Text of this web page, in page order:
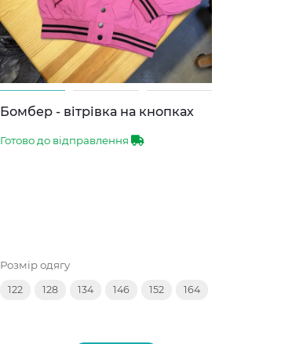
Бомбер - вітрівка на кнопках
Готово до відправлення
Розмір одягу
122 128 134 146 152 164